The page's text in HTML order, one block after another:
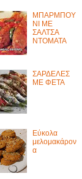
ΜΠΑΡΜΠΟΥ
ΝΙ ΜΕ
ΣΑΛΤΣΑ
ΝΤΟΜΑΤΑ
ΣΑΡΔΕΛΕΣ
ΜΕ ΦΕΤΑ
Εύκολα
μελομακάρον
α